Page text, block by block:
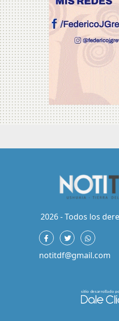
2026 - Todos los
notitdf@gmail.com